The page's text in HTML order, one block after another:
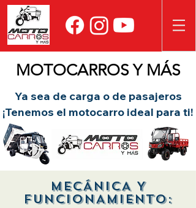
MOTOCARROS Y MÁS
Ya sea de carga o de pasajeros
¡Tenemos el motocarro ideal para ti!
MECÁNICA Y
FUNCIONAMIENTO: